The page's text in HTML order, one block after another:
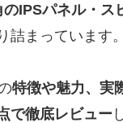
IPSパネル・
まっています。
特徴や魅力、実
で徹底レビュー